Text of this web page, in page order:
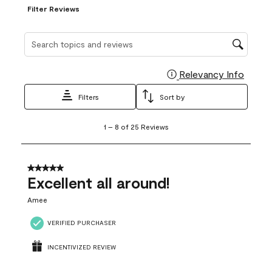
Filter Reviews
Relevancy Info
Filters Sort by
8
25
Reviews
1 – 8 of 25 Reviews
5 out of 5 stars.
Excellent all around!
Amee
VERIFIED PURCHASER
INCENTIVIZED REVIEW